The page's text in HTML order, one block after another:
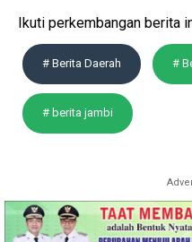
Ikuti perkembangan berita
# Berita Daerah #
# berita jambi